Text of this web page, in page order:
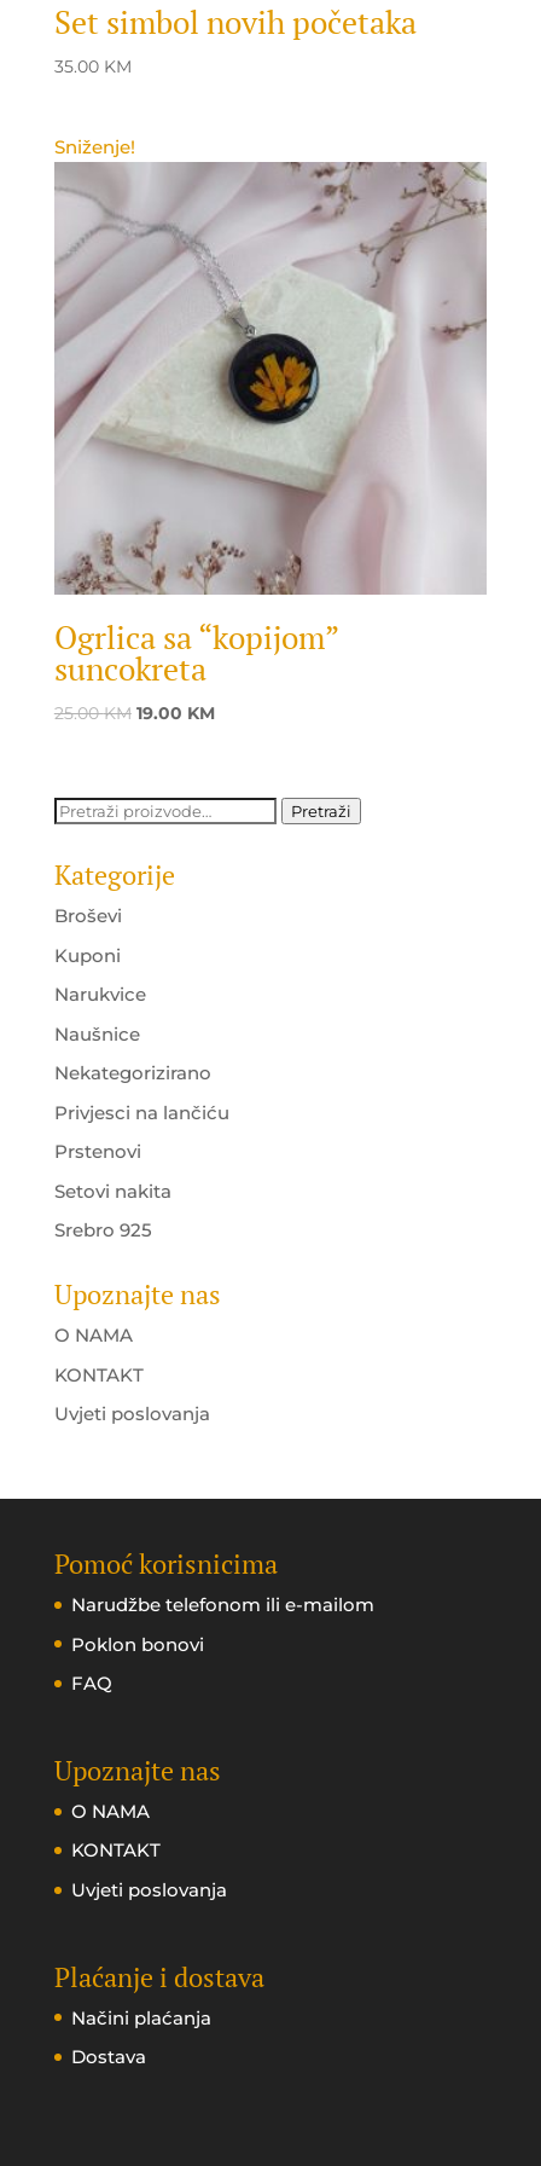
Set simbol novih početaka
35.00 KM
Sniženje!
Ogrlica sa “kopijom”
suncokreta
25.00KM Original
25.00 KM.
19.00 KMCurrent
19.00 KM.
Pretraži: Pretraži
Kategorije
Broševi
Kuponi
Narukvice
Naušnice
Nekategorizirano
Privjesci na lančiću
Prstenovi
Setovi nakita
Srebro 925
Upoznajte nas
O NAMA
KONTAKT
Uvjeti poslovanja
Pomoć korisnicima
Narudžbe telefonom ili e-mailom
Poklon bonovi
FAQ
Upoznajte nas
O NAMA
KONTAKT
Uvjeti poslovanja
Plaćanje i dostava
Načini plaćanja
Dostava